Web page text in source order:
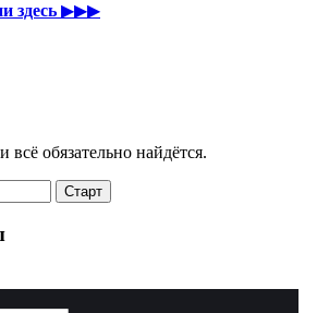
здесь ▶▶▶
всё обязательно найдётся.